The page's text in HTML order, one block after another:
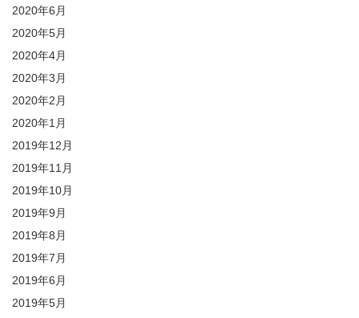
2020年6月
2020年5月
2020年4月
2020年3月
2020年2月
2020年1月
2019年12月
2019年11月
2019年10月
2019年9月
2019年8月
2019年7月
2019年6月
2019年5月